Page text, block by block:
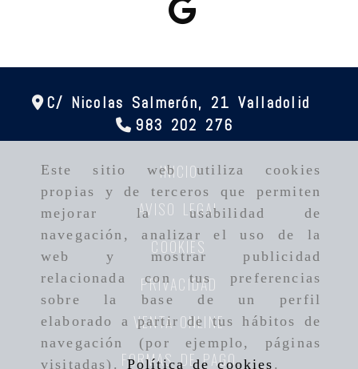
Este sitio web utiliza cookies
propias y de terceros que permiten
mejorar la usabilidad de
navegación, analizar el uso de la
web y mostrar publicidad
relacionada con tus preferencias
sobre la base de un perfil
elaborado a partir de tus hábitos de
navegación (por ejemplo, páginas
visitadas).Política de cookies .
C/ Nicolas Salmerón, 21 Valladolid
983 202 276
INICIO
AVISO LEGAL
COOKIES
PRIVACIDAD
VENTA ONLINE
FORMAS DE PAGO